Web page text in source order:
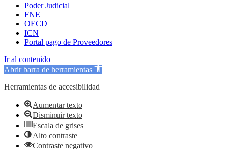
Poder Judicial
FNE
OECD
ICN
Portal pago de Proveedores
Ir al contenido
Abrir barra de herramientas
Herramientas de accesibilidad
Aumentar texto
Disminuir texto
Escala de grises
Alto contraste
Contraste negativo